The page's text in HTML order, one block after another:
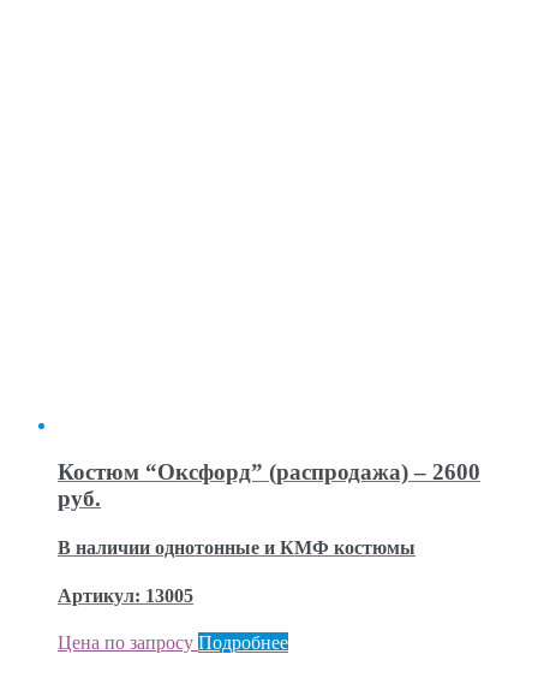
Костюм “Оксфорд” (распродажа) – 2600
руб.
В наличии однотонные и КМФ костюмы
Артикул: 13005
Цена по запросу Подробнее